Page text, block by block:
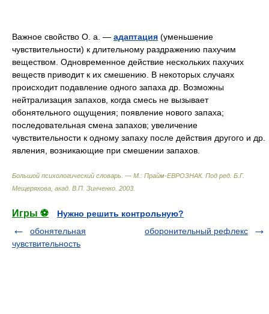
Важное свойство О. а. — адаптация (уменьшение
чувствительности) к длительному раздражению пахучим
веществом. Одновременное действие нескольких пахучих
веществ приводит к их смешению. В некоторых случаях
происходит подавление одного запаха др. Возможны
нейтрализация запахов, когда смесь не вызывает
обонятельного ощущения; появление нового запаха;
последовательная смена запахов; увеличение
чувствительности к одному запаху после действия другого и др.
явления, возникающие при смешении запахов.
Большой психологический словарь. — М.: Прайм-ЕВРОЗНАК. Под ред. Б.Г.
Мещерякова, акад. В.П. Зинченко 2003
Игры ⚽
Нужно решить контрольную?
обонятельная
чувствительность
оборонительный рефлекс